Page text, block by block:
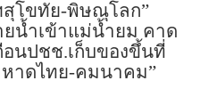
สุโขทัย-พิษณุโลก”
ยน้ำเข้าแม่น้ำยม คาด
อนปชช.เก็บของขึ้นที่
าดไทย-คมนาคม”